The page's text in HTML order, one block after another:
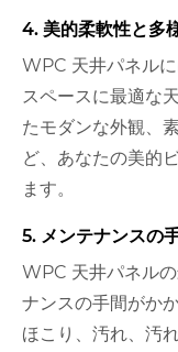
4. 美的柔軟性と多
WPC 天井パネルに
スペースに最適な
たモダンな外観、
ど、あなたの美的
ます。
5. メンテナンスの
WPC 天井パネル
ナンスの手間がか
ほこり、汚れ、汚